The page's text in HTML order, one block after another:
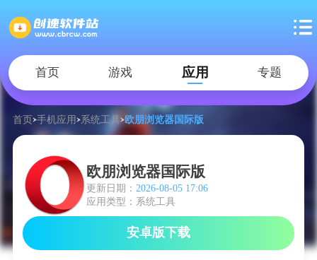
首页 游戏 应用 专题
首页 手机应用 系统工具 欧朋浏览器国际版
欧朋浏览器国际版
更新日期： 2026-08-05 17:06
应用类型：系统工具
安卓版下载